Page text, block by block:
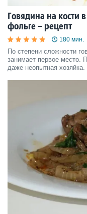
Говядина на кости
фольге – рецепт
180 мин.
По степени сложности
занимает первое место.
даже неопытная хозяйка.